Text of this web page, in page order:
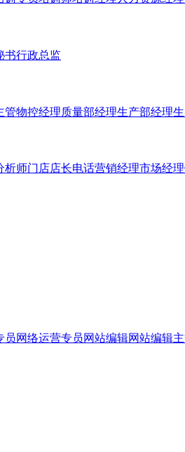
书行政总监
管物控经理质量部经理生产部经理
析师门店店长电话营销经理市场经理
员网络运营专员网站编辑网站编辑